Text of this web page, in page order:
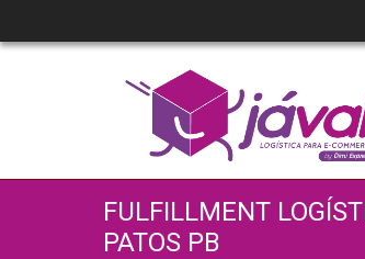
FULFILLMENT
PATOS PB